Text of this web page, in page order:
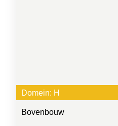
Domein: H
Bovenbouw